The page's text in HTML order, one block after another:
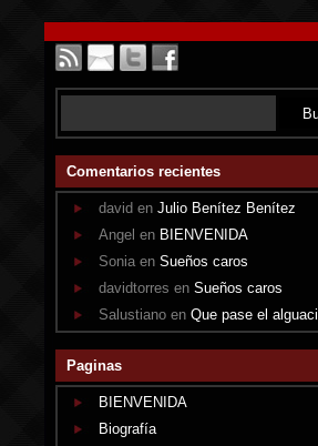
Comentarios recientes
david en Julio Benítez Benítez
Angel en BIENVENIDA
Sonia en Sueños caros
davidtorres en Sueños caros
Salustiano en Que pase el alguacil
Paginas
BIENVENIDA
Biografía